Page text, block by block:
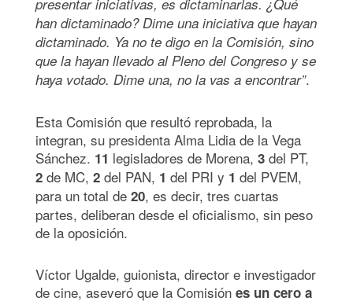
han dictaminado? Dime una iniciativa que hayan
dictaminado. Ya no te digo en la Comisión, sino
que la hayan llevado al Pleno del Congreso y se
haya votado. Dime una, no la vas a encontrar”.
Esta Comisión que resultó reprobada, la
integran, su presidenta Alma Lidia de la Vega
Sánchez. 11 legisladores de Morena, 3 del PT,
2 de MC, 2 del PAN, 1 del PRI y 1 del PVEM,
para un total de 20, es decir, tres cuartas
partes, deliberan desde el oficialismo, sin peso
de la oposición.
Víctor Ugalde, guionista, director e investigador
de cine, aseveró que la Comisión es un cero a